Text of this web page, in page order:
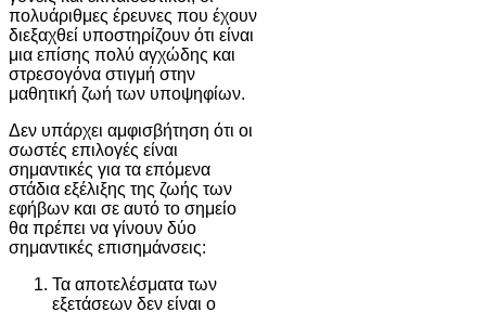
πολυάριθμες έρευνες που έχουν
διεξαχθεί υποστηρίζουν ότι είναι
μια επίσης πολύ αγχώδης και
στρεσογόνα στιγμή στην
μαθητική ζωή των υποψηφίων.
Δεν υπάρχει αμφισβήτηση ότι οι
σωστές επιλογές είναι
σημαντικές για τα επόμενα
στάδια εξέλιξης της ζωής των
εφήβων και σε αυτό το σημείο
θα πρέπει να γίνουν δύο
σημαντικές επισημάνσεις:
Τα αποτελέσματα των
εξετάσεων δεν είναι ο